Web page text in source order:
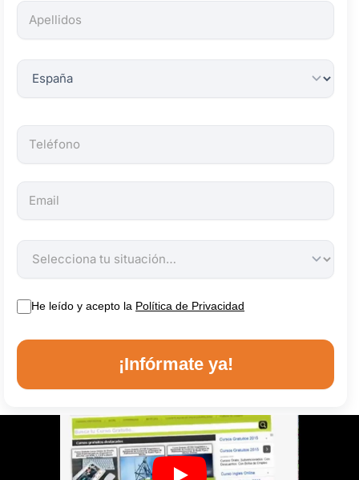
son
obligatorios.
He leído y acepto la Política de Privacidad
¡Infórmate ya!